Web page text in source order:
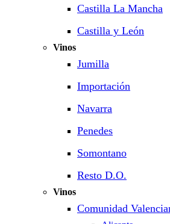
Castilla La Mancha
Castilla y León
Vinos
Jumilla
Importación
Navarra
Penedes
Somontano
Resto D.O.
Vinos
Comunidad